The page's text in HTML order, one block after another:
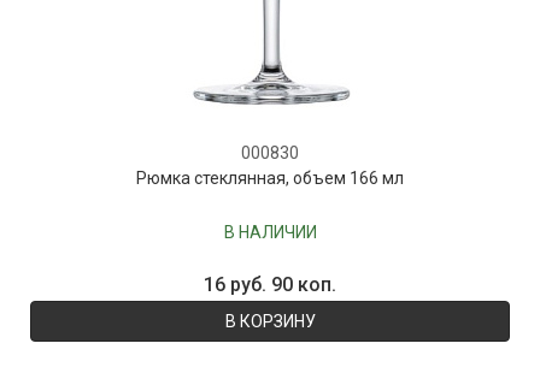
000830
Рюмка стеклянная, объем 166 мл
В НАЛИЧИИ
16 руб. 90 коп.
В КОРЗИНУ